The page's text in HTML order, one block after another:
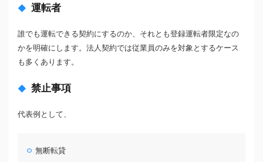
運転者
誰でも運転できる契約にするのか、それとも登録運転者限定なの
かを明確にします。法人契約では従業員のみを対象とするケース
も多くあります。
禁止事項
代表例として、
無断転貸